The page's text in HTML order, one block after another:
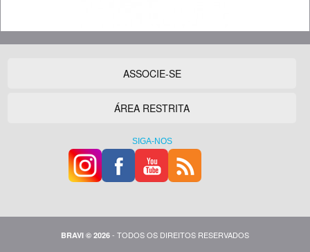
ASSOCIE-SE
ÁREA RESTRITA
SIGA-NOS
BRAVI © 2026 - TODOS OS DIREITOS RESERVADOS